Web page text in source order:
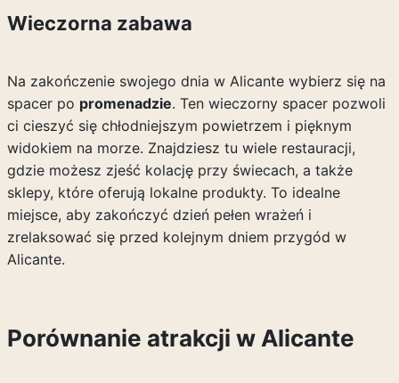
Wieczorna zabawa
Na zakończenie swojego dnia w Alicante wybierz się na
spacer po promenadzie. Ten wieczorny spacer pozwoli
ci cieszyć się chłodniejszym powietrzem i pięknym
widokiem na morze. Znajdziesz tu wiele restauracji,
gdzie możesz zjeść kolację przy świecach, a także
sklepy, które oferują lokalne produkty. To idealne
miejsce, aby zakończyć dzień pełen wrażeń i
zrelaksować się przed kolejnym dniem przygód w
Alicante.
Porównanie atrakcji w Alicante